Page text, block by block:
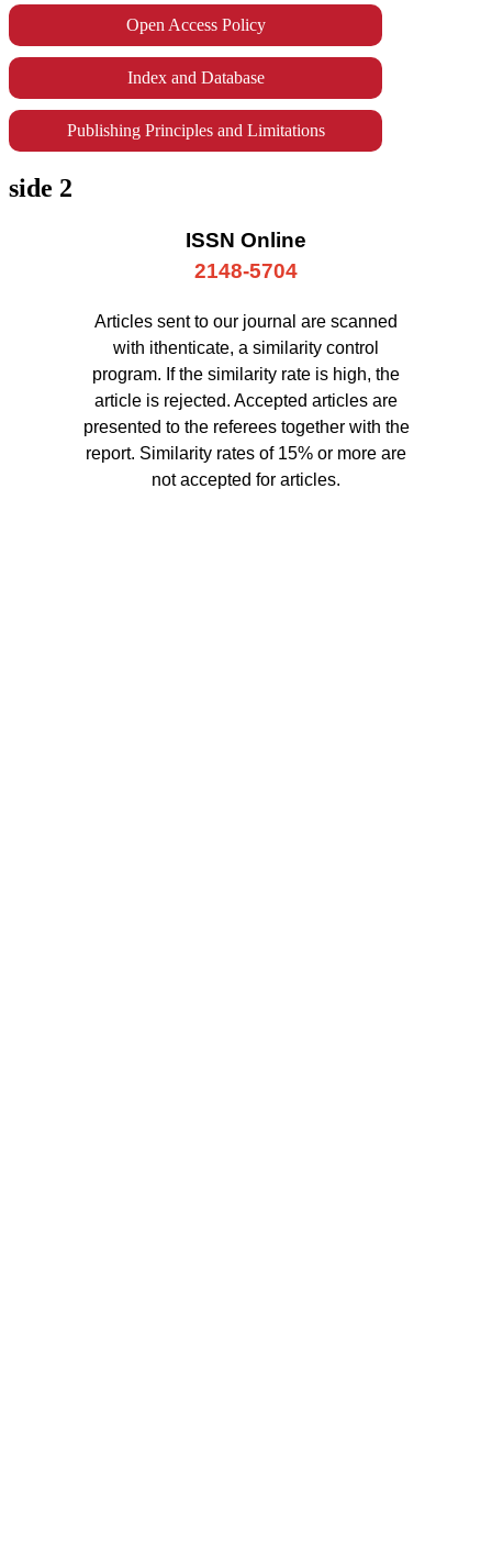
Open Access Policy
Index and Database
Publishing Principles and Limitations
side 2
ISSN Online
2148-5704
Articles sent to our journal are scanned
with ithenticate, a similarity control
program. If the similarity rate is high, the
article is rejected. Accepted articles are
presented to the referees together with the
report. Similarity rates of 15% or more are
not accepted for articles.